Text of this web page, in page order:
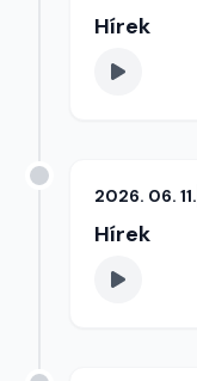
Hírek
2026. 06. 11.
Hírek